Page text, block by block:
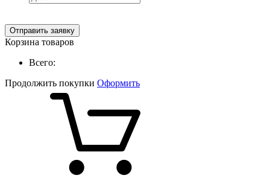
Отправить заявку
Корзина товаров
Всего:
Продолжить покупки Оформить